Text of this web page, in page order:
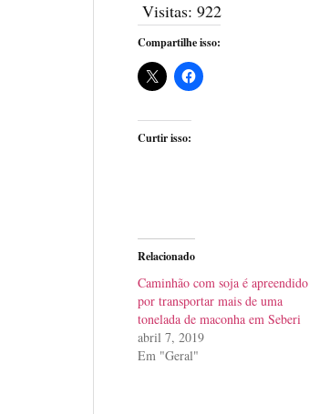
Visitas: 922
Compartilhe isso:
Curtir isso:
Relacionado
Caminhão com soja é apreendido
por transportar mais de uma
tonelada de maconha em Seberi
abril 7, 2019
Em "Geral"